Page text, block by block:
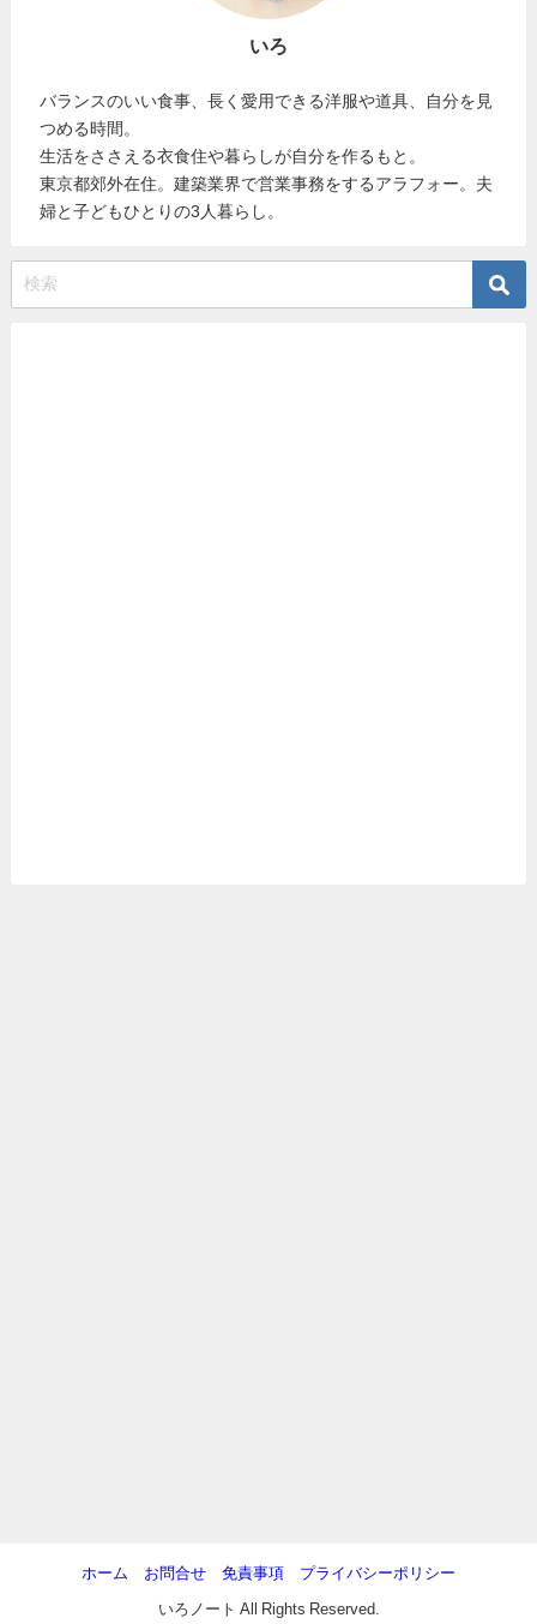
いろ
バランスのいい食事、長く愛用できる洋服や道具、自分を見
つめる時間。
生活をささえる衣食住や暮らしが自分を作るもと。
東京都郊外在住。建築業界で営業事務をするアラフォー。夫
婦と子どもひとりの3人暮らし。
ホーム お問合せ 免責事項 プライバシーポリシー
いろノート All Rights Reserved.